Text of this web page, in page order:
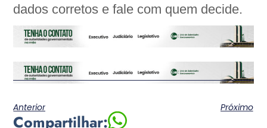
dados corretos e fale com quem decide.
Anterior Próximo
Compartilhar: